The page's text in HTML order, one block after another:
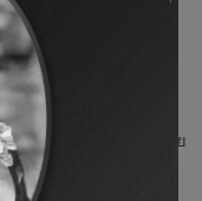
กิดขึ้นได้ก็ต่อเมื่อ “ภาค
าลชุดนี้พร้อมอำนวย
ๆ กฎหมายล้าสมัย
วในการดำเนินธุรกิจ
ภาพของประเทศและ
นายกรัฐมนตรี กล่าวด้วย
งเข้าร่วมอย่างพร้อม
กิจ สภาพัฒน์ และ